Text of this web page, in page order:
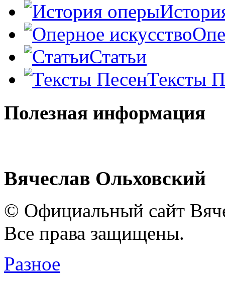
Статьи
Тексты
Полезная информация
Вячеслав Ольховский
© Официальный сайт
Все права защищены.
Разное